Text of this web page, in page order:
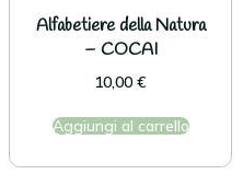
Alfabetiere della Natura
– COCAI
10,00 €
Aggiungi al carrello